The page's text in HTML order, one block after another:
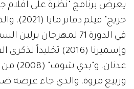
يعرض برنامج "نظرة على أفلام
جريج"
في الدورة 71 لمهرجان
وإسميرنا (2016) تخليداً
عدنان،
وربيع مروة، والذي جاء